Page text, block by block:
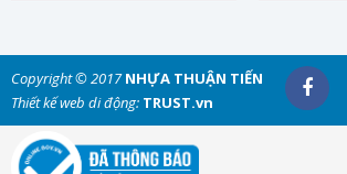
Copyright © 2017NHỰA THUẬN TIẾN
Thiết kế web di động: TRUST.vn